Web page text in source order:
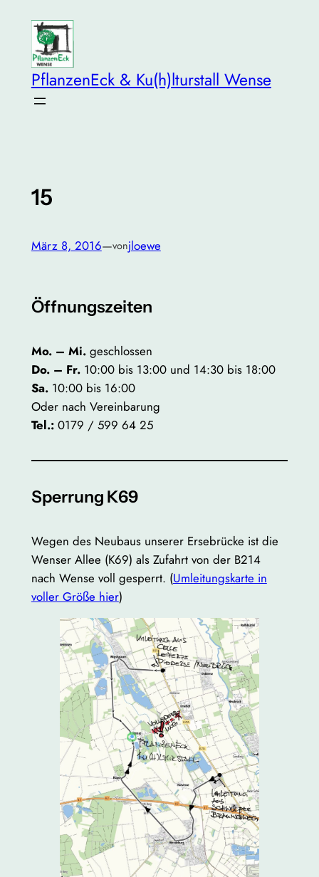
springen
PflanzenEck & Ku(h)lturstall Wense
15
März 8, 2016—vonjloewe
Öffnungszeiten
Mo. – Mi.geschlossen
Do. – Fr. 10:00 bis 13:00 und 14:30 bis 18:00
Sa.10:00 bis 16:00
Oder nach Vereinbarung
Tel.:0179 / 599 64 25
Sperrung K69
Wegen des Neubaus unserer Ersebrücke ist die
Wenser Allee (K69) als Zufahrt von der B214
nach Wense voll gesperrt. (Umleitungskarte in
voller Größe hier)